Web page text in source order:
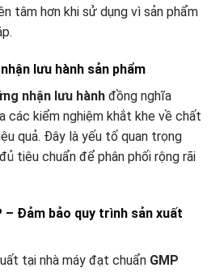
tâm hơn khi sử dụng vì sản phẩm
lưu hành sản phẩm
nhận lưu hành đồng nghĩa
các kiểm nghiệm khắt khe về chất
quả. Đây là yếu tố quan trọng
tiêu chuẩn để phân phối rộng rãi
– Đảm bảo quy trình sản xuất
tại nhà máy đạt chuẩn GMP